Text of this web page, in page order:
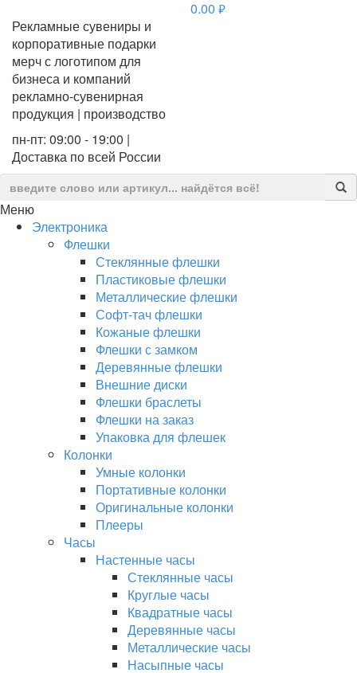
Рекламные сувениры и
корпоративные подарки
мерч с логотипом для
бизнеса и компаний
рекламно-сувенирная
продукция | производство
пн-пт: 09:00 - 19:00 |
Доставка по всей России
0.00 руб.
Меню
Электроника
Флешки
Стеклянные флешки
Пластиковые флешки
Металлические флешки
Софт-тач флешки
Кожаные флешки
Флешки с замком
Деревянные флешки
Внешние диски
Флешки браслеты
Флешки на заказ
Упаковка для флешек
Колонки
Умные колонки
Портативные колонки
Оригинальные колонки
Плееры
Часы
Настенные часы
Стеклянные часы
Круглые часы
Квадратные часы
Деревянные часы
Металлические часы
Насыпные часы